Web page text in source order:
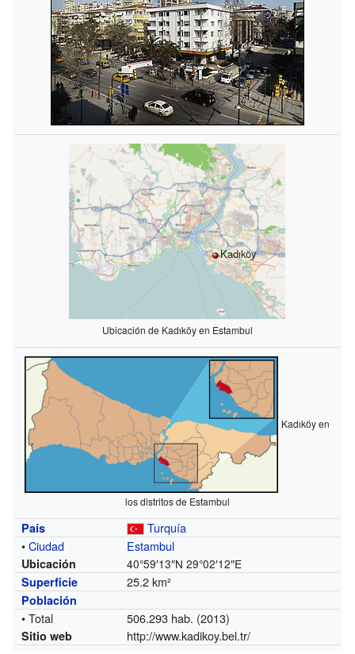
Kadıköy
Ubicación de Kadıköy en Estambul
Kadıköy en
los distritos de Estambul
País
Turquía
•Ciudad Estambul
Ubicación 40°59′13″N 29°02′12″E
Superficie
25.2 km²
Población
• Total 506.293 hab. (2013)
Sitio web http://www.kadikoy.bel.tr/